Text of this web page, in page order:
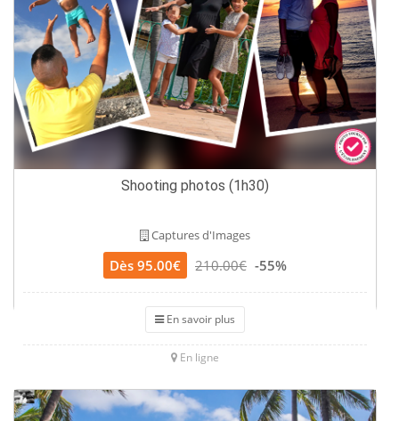
Shooting photos (1h30)
Captures d'Images
Dès 95.00€ 210.00€ -55%
En savoir plus
En ligne